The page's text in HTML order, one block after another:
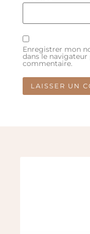
Enregistrer mon
dans le
commentaire.